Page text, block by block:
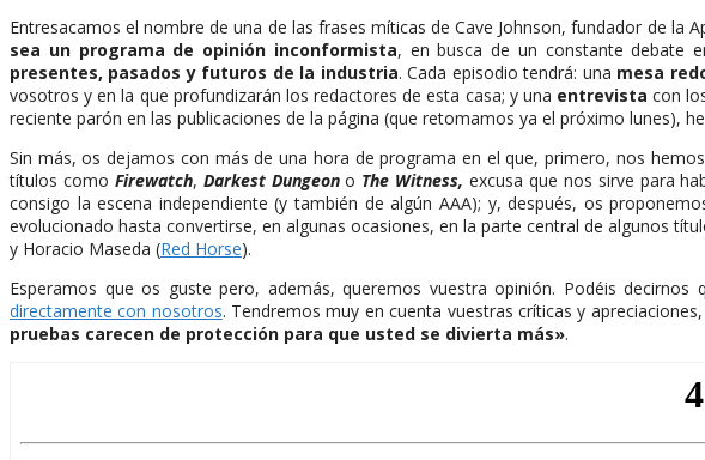
Entresacamos el nombre de una de las frases míticas de Cave Johnson, fundador de la
sea un programa de opinión inconformista, en busca de un constante debate
presentes, pasados y futuros de la industria. Cada episodio tendrá: una mesa
vosotros y en la que profundizarán los redactores de esta casa; y una entrevista con
reciente parón en las publicaciones de la página (que retomamos ya el próximo lunes),
Sin más, os dejamos con más de una hora de programa en el que, primero, nos
títulos como Firewatch, Darkest Dungeono The Witness, excusa que nos sirve para
consigo la escena independiente (y también de algún AAA); y, después, os
evolucionado hasta convertirse, en algunas ocasiones, en la parte central de algunos
y Horacio Maseda (Red Horse).
Esperamos que os guste pero, además, queremos vuestra opinión. Podéis
directamente con nosotros. Tendremos muy en cuenta vuestras críticas y
pruebas carecen de protección para que usted se divierta más».